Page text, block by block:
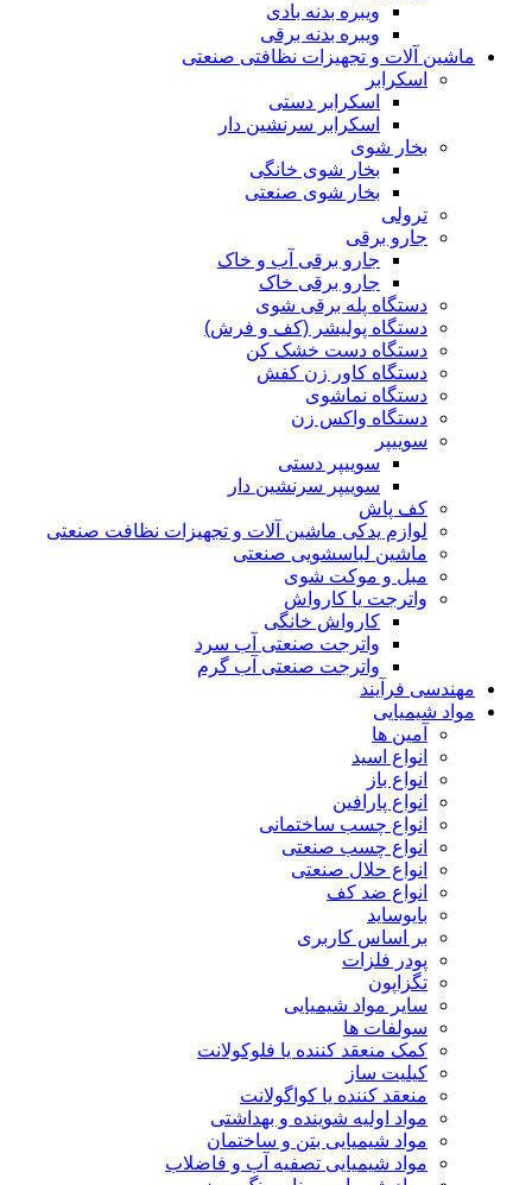
ویبره بدنه بادی
ویبره بدنه برقی
ماشین آلات و تجهیزات نظافتی صنعتی
اسکرابر
اسکرابر دستی
اسکرابر سرنشین دار
بخار شوی
بخار شوی خانگی
بخار شوی صنعتی
ترولی
جارو برقی
جارو برقی آب و خاک
جارو برقی خاک
دستگاه پله برقی شوی
دستگاه پولیشر (کف و فرش)
دستگاه دست خشک کن
دستگاه کاور زن کفش
دستگاه نماشوی
دستگاه واکس زن
سوییپر
سوییپر دستی
سوییپر سرنشین دار
کف پاش
لوازم یدکی ماشین آلات و تجهیزات نظافت صنعتی
ماشین لباسشویی صنعتی
مبل و موکت شوی
واترجت یا کارواش
کارواش خانگی
واترجت صنعتی آب سرد
واترجت صنعتی آب گرم
مهندسی فرآیند
مواد شیمیایی
آمین ها
انواع اسید
انواع باز
انواع پارافین
انواع چسب ساختمانی
انواع چسب صنعتی
انواع حلال صنعتی
انواع ضد کف
بایوساید
بر اساس کاربری
پودر فلزات
تگزاپون
سایر مواد شیمیایی
سولفات ها
کمک منعقد کننده یا فلوکولانت
کیلیت ساز
منعقد کننده یا کواگولانت
مواد اولیه شوینده و بهداشتی
مواد شیمیایی بتن و ساختمان
مواد شیمیایی تصفیه آب و فاضلاب